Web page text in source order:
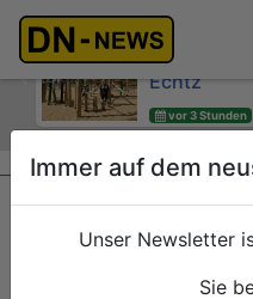
Kinder-
des
Echtz
vor 3 Stunden
Kein
Kreishaus
Düren
Verwaltung
Previous
Immer auf dem
Unser Newsletter
Sie